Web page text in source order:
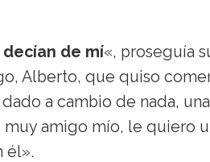
de mí«, proseguía
Alberto, que quiso
a cambio de nada,
amigo mío, le quiero
él».